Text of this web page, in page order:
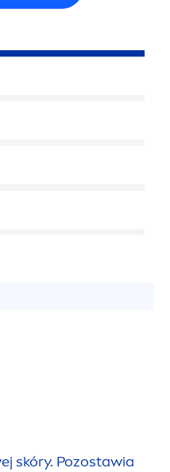
skóry. Pozostawia